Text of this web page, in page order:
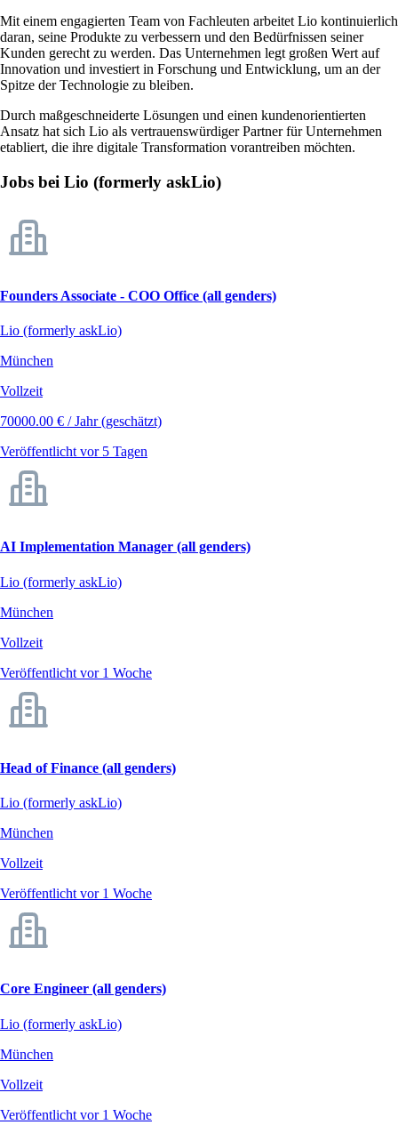
Mit einem engagierten Team von Fachleuten arbeitet Lio kontinuierlich
daran, seine Produkte zu verbessern und den Bedürfnissen seiner
Kunden gerecht zu werden. Das Unternehmen legt großen Wert auf
Innovation und investiert in Forschung und Entwicklung, um an der
Spitze der Technologie zu bleiben.
Durch maßgeschneiderte Lösungen und einen kundenorientierten
Ansatz hat sich Lio als vertrauenswürdiger Partner für Unternehmen
etabliert, die ihre digitale Transformation vorantreiben möchten.
Jobs bei Lio (formerly askLio)
Founders Associate - COO Office (all genders)
Lio (formerly askLio)
München
Vollzeit
70000.00 € / Jahr (geschätzt)
Veröffentlicht vor 5 Tagen
AI Implementation Manager (all genders)
Lio (formerly askLio)
München
Vollzeit
Veröffentlicht vor 1 Woche
Head of Finance (all genders)
Lio (formerly askLio)
München
Vollzeit
Veröffentlicht vor 1 Woche
Core Engineer (all genders)
Lio (formerly askLio)
München
Vollzeit
Veröffentlicht vor 1 Woche